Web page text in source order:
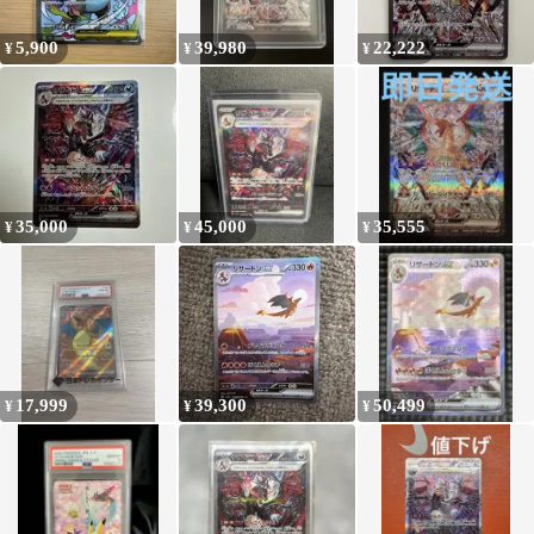
¥5,900 ¥39,980 ¥22,222
¥35,000 ¥45,000 ¥35,555
¥ 17,999 ¥39,300 ¥50,499